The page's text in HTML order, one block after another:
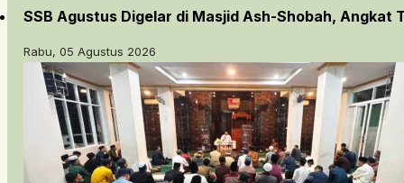
SSB Agustus Digelar di Masjid Ash-Shobah, Angkat
Rabu, 05 Agustus 2026